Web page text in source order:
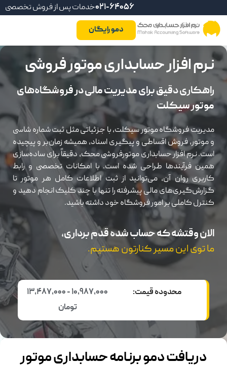
خدمات پس از فروش تخصصی021-64056
دمو رایگان
نرم افزار حسابداری موتور فروشی
راهکاری دقیق برای مدیریت مالی در فروشگاه‌های
موتور سیکلت
مدیریت فروشگاه موتور سیکلت، با جزئیاتی مثل ثبت شماره شاسی
و موتور، فروش اقساطی و پیگیری اسناد، همیشه زمان‌بر و پیچیده
است. نرم افزار حسابداری موتورفروشی محک، دقیقاً برای ساده‌سازی
همین فرآیندها طراحی شده است. با امکانات تخصصی و رابط
کاربری روان آن، می‌توانید از ثبت اطلاعات کامل هر موتور تا
گزارش‌گیری‌های مالی پیشرفته را تنها با چند کلیک انجام دهید و
کنترل کاملی بر امور فروشگاه خود داشته باشید.
الان وقتشه که حساب شده قدم برداری،
ما توی این مسیر کنارتون هستیم.
محدوده قیمت:
10,987,000 - 13,487,000
تومان
دریافت دمو برنامه حسابداری موتور